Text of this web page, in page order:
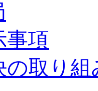
事項
の取り組